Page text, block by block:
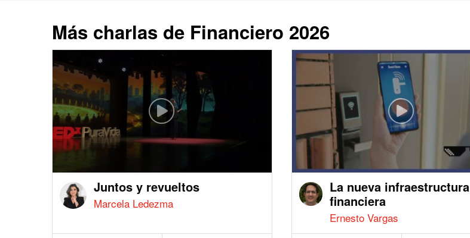
Más charlas de Financiero 2026
Juntos y revueltos
Marcela Ledezma
La nueva infraestructura
financiera
Ernesto Vargas